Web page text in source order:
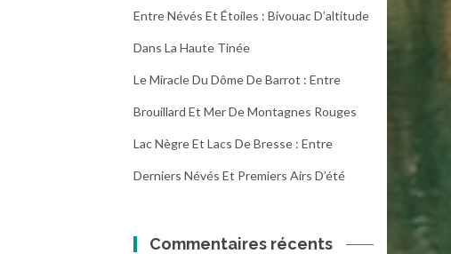
Entre Névés Et Étoiles : Bivouac D’altitude
Dans La Haute Tinée
Le Miracle Du Dôme De Barrot : Entre
Brouillard Et Mer De Montagnes Rouges
Lac Nègre Et Lacs De Bresse : Entre
Derniers Névés Et Premiers Airs D’été
Commentaires récents